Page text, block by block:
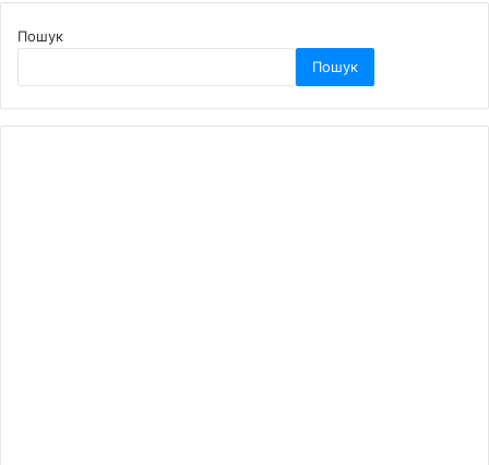
Пошук
Пошук